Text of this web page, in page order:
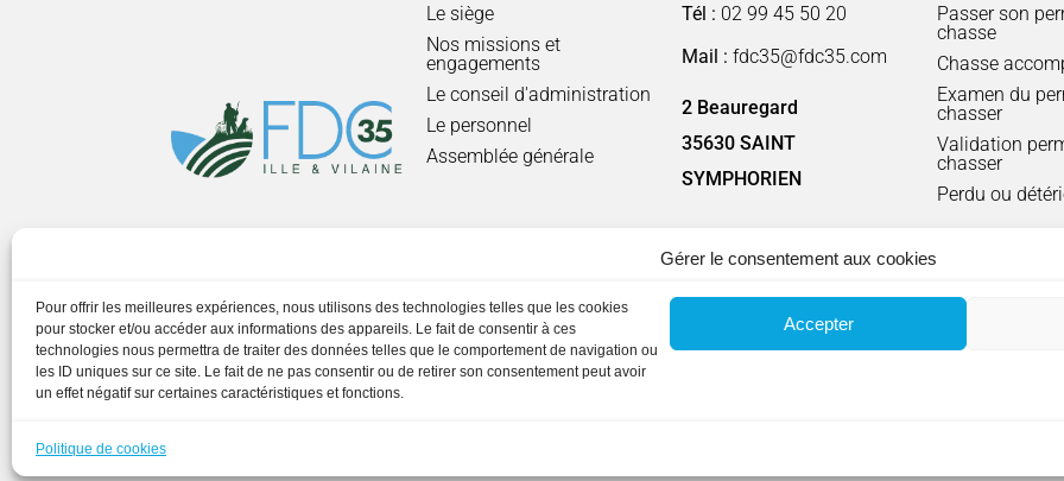
Gérer le consentement aux cookies
Pour offrir les meilleures expériences, nous utilisons des technologies telles que les cookies
pour stocker et/ou accéder aux informations des appareils. Le fait de consentir à ces
technologies nous permettra de traiter des données telles que le comportement de navigation ou
les ID uniques sur ce site. Le fait de ne pas consentir ou de retirer son consentement peut avoir
un effet négatif sur certaines caractéristiques et fonctions.
Accepter
Politique de cookies
Le siège
Nos missions et
engagements
Le conseil d'administration
Le personnel
Assemblée générale
Tél : 02 99 45 50 20
Mail :fdc35@fdc35.com
2 Beauregard
35630 SAINT
SYMPHORIEN
Passer son
chasse
Chasse
Examen du
chasser
Validation
chasser
Perdu ou
HORAIRES D'OUVERTURE Lundi, mardi, jeudi et vendredi
Copyright © 2023 FDC35. Tous droits réservés. Conception